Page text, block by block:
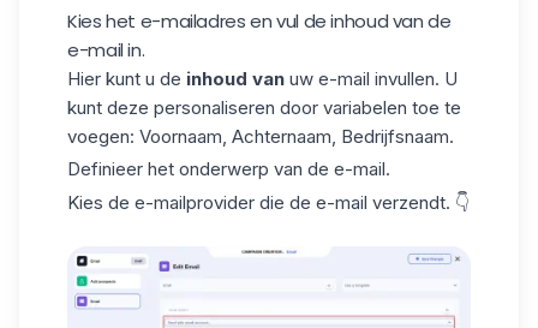
Kies het e-mailadres en vul de inhoud van de
e-mail in.
Hier kunt u de inhoud van uw e-mail invullen. U
kunt deze personaliseren door variabelen toe te
voegen: Voornaam, Achternaam, Bedrijfsnaam.
Definieer het onderwerp van de e-mail.
Kies de e-mailprovider die de e-mail verzendt. 👇